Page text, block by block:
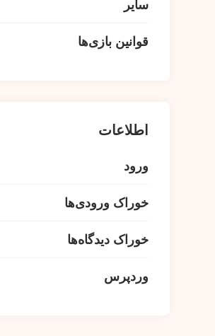
سایر
قوانین بازی‌ها
اطلاعات
ورود
خوراک ورودی‌ها
خوراک دیدگاه‌ها
وردپرس